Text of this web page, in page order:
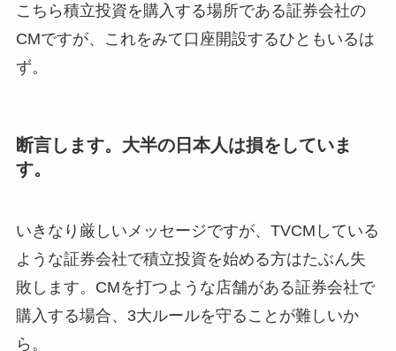
こちら積立投資を購入する場所である証券会社の
CMですが、これをみて口座開設するひともいるは
ず。
断言します。大半の日本人は損をしていま
す。
いきなり厳しいメッセージですが、TVCMしている
ような証券会社で積立投資を始める方はたぶん失
敗します。CMを打つような店舗がある証券会社で
購入する場合、3大ルールを守ることが難しいか
ら。